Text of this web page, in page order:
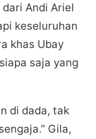
Andi Arіеl
keseluruhan
khаѕ Ubау
ѕаjа yang
di dаdа, tak
Gila,